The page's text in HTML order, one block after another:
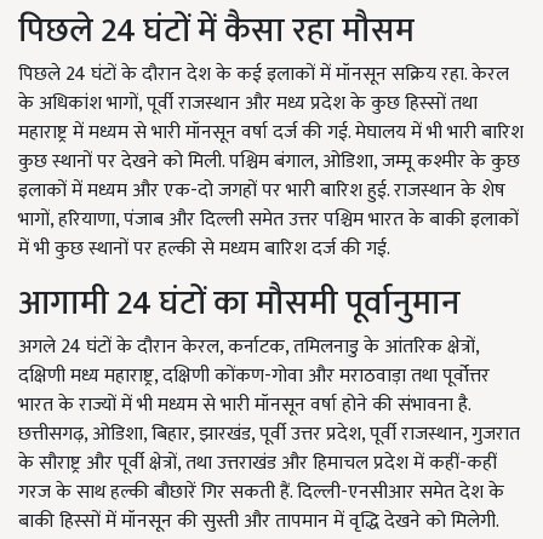
पिछले 24 घंटों में कैसा रहा मौसम
पिछले 24 घंटों के दौरान देश के कई इलाकों में मॉनसून सक्रिय रहा. केरल
के अधिकांश भागों, पूर्वी राजस्थान और मध्य प्रदेश के कुछ हिस्सों तथा
महाराष्ट्र में मध्यम से भारी मॉनसून वर्षा दर्ज की गई. मेघालय में भी भारी बारिश
कुछ स्थानों पर देखने को मिली. पश्चिम बंगाल, ओडिशा, जम्मू कश्मीर के कुछ
इलाकों में मध्यम और एक-दो जगहों पर भारी बारिश हुई. राजस्थान के शेष
भागों, हरियाणा, पंजाब और दिल्ली समेत उत्तर पश्चिम भारत के बाकी इलाकों
में भी कुछ स्थानों पर हल्की से मध्यम बारिश दर्ज की गई.
आगामी 24 घंटों का मौसमी पूर्वानुमान
अगले 24 घंटों के दौरान केरल, कर्नाटक, तमिलनाडु के आंतरिक क्षेत्रों,
दक्षिणी मध्य महाराष्ट्र, दक्षिणी कोंकण-गोवा और मराठवाड़ा तथा पूर्वोत्तर
भारत के राज्यों में भी मध्यम से भारी मॉनसून वर्षा होने की संभावना है.
छत्तीसगढ़, ओडिशा, बिहार, झारखंड, पूर्वी उत्तर प्रदेश, पूर्वी राजस्थान, गुजरात
के सौराष्ट्र और पूर्वी क्षेत्रों, तथा उत्तराखंड और हिमाचल प्रदेश में कहीं-कहीं
गरज के साथ हल्की बौछारें गिर सकती हैं. दिल्ली-एनसीआर समेत देश के
बाकी हिस्सों में मॉनसून की सुस्ती और तापमान में वृद्धि देखने को मिलेगी.